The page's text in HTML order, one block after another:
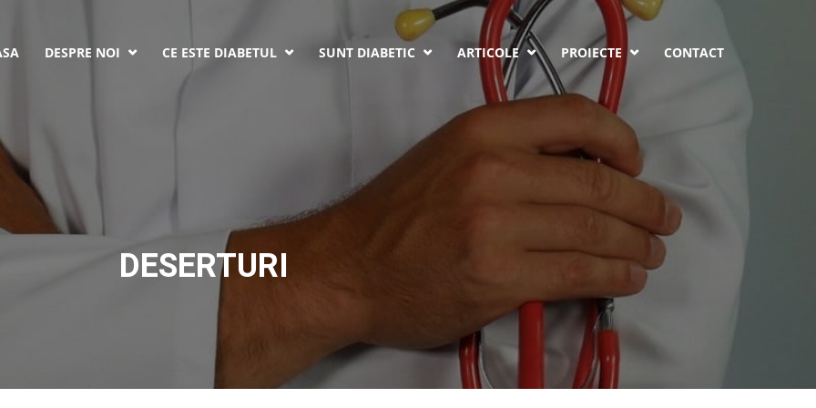
DESPRE NOI  CE ESTE DIABETUL  SUNT DIABETIC  ARTICOLE  PROIECTE  CONTACT
DESERTURI